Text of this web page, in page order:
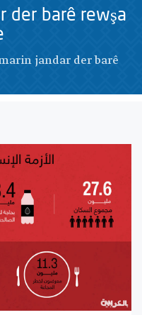
der barê rewşa
jandar der barê